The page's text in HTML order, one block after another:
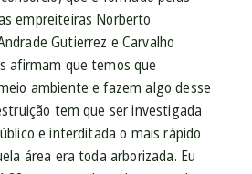
empreiteiras Norberto
Gutierrez e Carvalho
afirmam que temos que
ambiente e fazem algo desse
tem que ser investigada
e interditada o mais rápido
área era toda arborizada. Eu